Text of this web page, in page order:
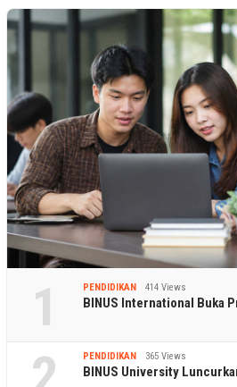
1 PENDIDIKAN 414 Views
BINUS International Buka
PENDIDIKAN 365 Views
BINUS University